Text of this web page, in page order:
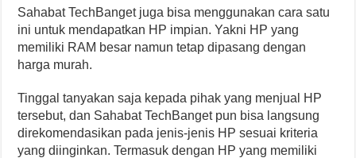
Sahabat TechBanget juga bisa menggunakan cara satu
ini untuk mendapatkan HP impian. Yakni HP yang
memiliki RAM besar namun tetap dipasang dengan
harga murah.
Tinggal tanyakan saja kepada pihak yang menjual HP
tersebut, dan Sahabat TechBanget pun bisa langsung
direkomendasikan pada jenis-jenis HP sesuai kriteria
yang diinginkan. Termasuk dengan HP yang memiliki